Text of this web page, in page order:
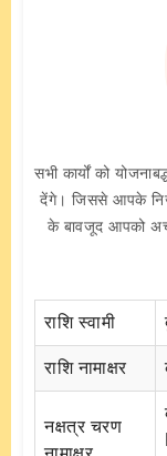
सभी कार्यों को
देंगे। जिससे आपके
के बावजूद आपको
राशि स्वामी
राशि नामाक्षर
नक्षत्र चरण